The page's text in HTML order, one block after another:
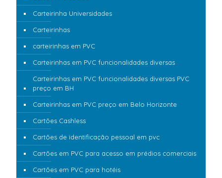
Carteirinha Universidades
Carteirinhas
carteirinhas em PVC
Carteirinhas em PVC funcionalidades diversas
Carteirinhas em PVC funcionalidades diversas PVC
preço em BH
Carteirinhas em PVC preço em Belo Horizonte
Cartões Cashless
Cartões de identificação pessoal em pvc
Cartões em PVC para acesso em prédios comerciais
Cartões em PVC para hotéis